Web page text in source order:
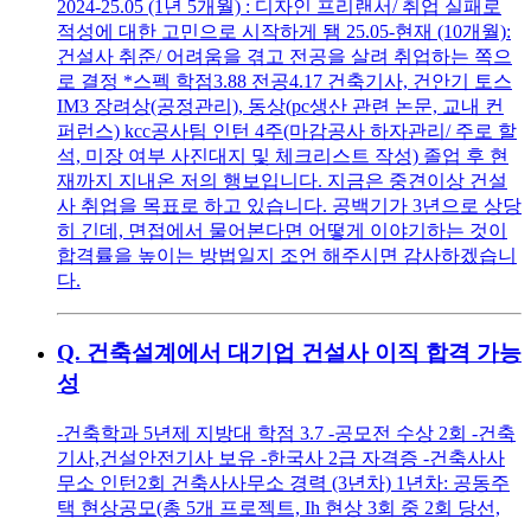
2024-25.05 (1년 5개월) : 디자인 프리랜서/ 취업 실패로
적성에 대한 고민으로 시작하게 됌 25.05-현재 (10개월):
건설사 취준/ 어려움을 겪고 전공을 살려 취업하는 쪽으
로 결정 *스펙 학점3.88 전공4.17 건축기사, 건안기 토스
IM3 장려상(공정관리), 동상(pc생산 관련 논문, 교내 컨
퍼런스) kcc공사팀 인턴 4주(마감공사 하자관리/ 주로 할
석, 미장 여부 사진대지 및 체크리스트 작성) 졸업 후 현
재까지 지내온 저의 행보입니다. 지금은 중견이상 건설
사 취업을 목표로 하고 있습니다. 공백기가 3년으로 상당
히 긴데, 면접에서 물어본다면 어떻게 이야기하는 것이
합격률을 높이는 방법일지 조언 해주시면 감사하겠습니
다.
Q. 건축설계에서 대기업 건설사 이직 합격 가능
성
-건축학과 5년제 지방대 학점 3.7 -공모전 수상 2회 -건축
기사,건설안전기사 보유 -한국사 2급 자격증 -건축사사
무소 인턴2회 건축사사무소 경력 (3년차) 1년차: 공동주
택 현상공모(총 5개 프로젝트, Ih 현상 3회 중 2회 당선,